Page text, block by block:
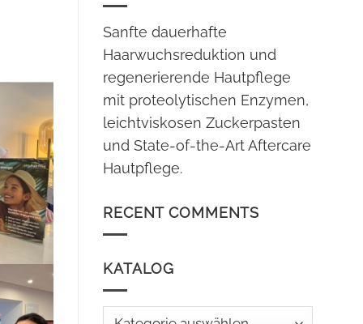
Sanfte dauerhafte
Haarwuchsreduktion und
regenerierende Hautpflege
mit proteolytischen Enzymen,
leichtviskosen Zuckerpasten
und State-of-the-Art Aftercare
Hautpflege.
RECENT COMMENTS
KATALOG
Katalog